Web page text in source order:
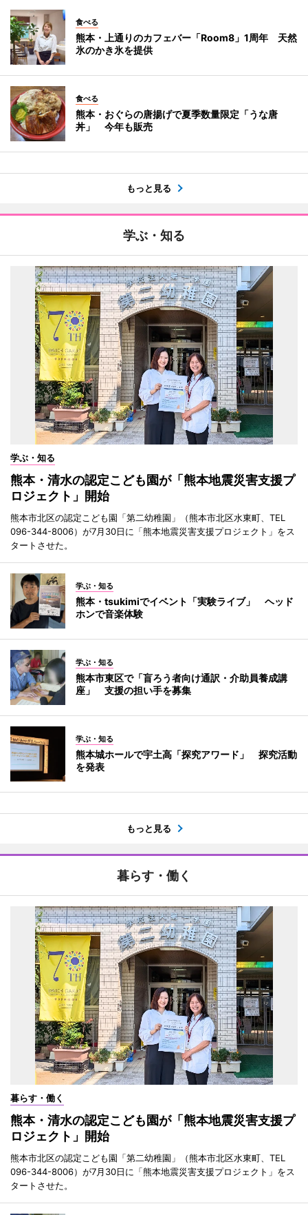
食べる
熊本・上通りのカフェバー「Room8」1周年 天然
氷のかき氷を提供
食べる
熊本・おぐらの唐揚げで夏季数量限定「うな唐
丼」 今年も販売
もっと見る
学ぶ・知る
学ぶ・知る
熊本・清水の認定こども園が「熊本地震災害支援プ
ロジェクト」開始
熊本市北区の認定こども園「第二幼稚園」（熊本市北区水東町、TEL
096-344-8006）が7月30日に「熊本地震災害支援プロジェクト」をス
タートさせた。
学ぶ・知る
熊本・tsukimiでイベント「実験ライブ」 ヘッド
ホンで音楽体験
学ぶ・知る
熊本市東区で「盲ろう者向け通訳・介助員養成講
座」 支援の担い手を募集
学ぶ・知る
熊本城ホールで宇土高「探究アワード」 探究活動
を発表
もっと見る
暮らす・働く
暮らす・働く
熊本・清水の認定こども園が「熊本地震災害支援プ
ロジェクト」開始
熊本市北区の認定こども園「第二幼稚園」（熊本市北区水東町、TEL
096-344-8006）が7月30日に「熊本地震災害支援プロジェクト」をス
タートさせた。